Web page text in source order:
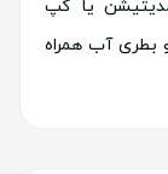
یا گپ
آب همراه